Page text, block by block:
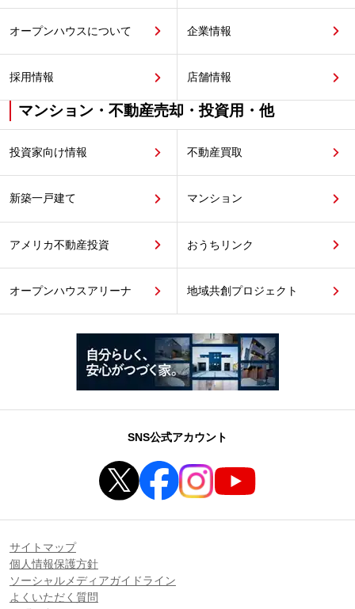
オープンハウスについて 企業情報
採用情報 店舗情報
マンション・不動産売却・投資用・他
投資家向け情報 不動産買取
新築一戸建て マンション
アメリカ不動産投資 おうちリンク
オープンハウスアリーナ 地域共創プロジェクト
SNS公式アカウント
サイトマップ
個人情報保護方針
ソーシャルメディアガイドライン
よくいただく質問